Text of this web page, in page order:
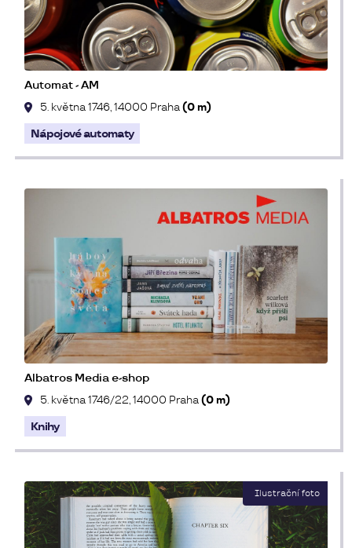
Automat - AM
5. května 1746, 14000 Praha(0 m)
Nápojové automaty
Albatros Media e-shop
5. května 1746/22, 14000 Praha(0 m)
Knihy